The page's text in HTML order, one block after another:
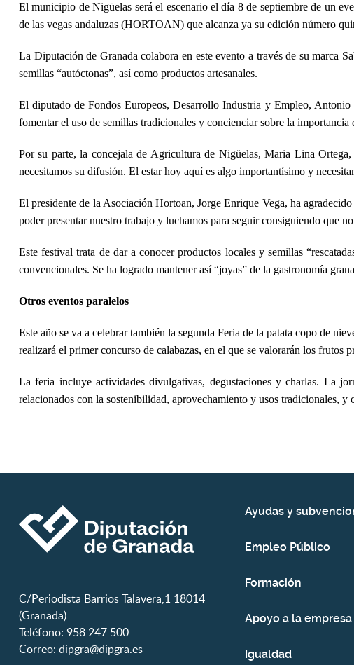
El municipio de Nigüelas será el escenario el día 8 de septiembre de un
de las vegas andaluzas (HORTOAN) que alcanza ya su edición número
La Diputación de Granada colabora en este evento a través de su marca
semillas “autóctonas”, así como productos artesanales.
El diputado de Fondos Europeos, Desarrollo Industria y Empleo,
fomentar el uso de semillas tradicionales y concienciar sobre la
Por su parte,la concejala de Agricultura de Nigüelas, Maria Lina
necesitamos su difusión. El estar hoy aquí es algo importantísimo y
El presidente de la Asociación Hortoan, Jorge Enrique Vega, ha
poder presentar nuestro trabajo y luchamos para seguir consiguiendo que
Este festival trata de dar a conocer productos locales y semillas
convencionales. Se ha logrado mantener así “joyas” de la gastronomía
Otros eventos paralelos
Este año se va a celebrar también la segunda Feria de la patata copo de
realizará el primer concurso de calabazas, en el que se valorarán los frutos
La feria incluye actividades divulgativas, degustaciones y charlas. La
relacionados con la sostenibilidad, aprovechamiento y usos tradicionales, y
C/Periodista Barrios Talavera,1 18014
(Granada)
Teléfono: 958 247 500
Correo: dipgra@dipgra.es
Ayudas y
Empleo Público
Formación
Apoyo a la empresa
Igualdad